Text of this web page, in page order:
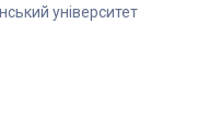
університет